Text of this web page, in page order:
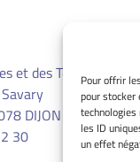
Pour offrir
pour stocker
les ID
un effet
et des Techniques
DIJON CEDEX
30